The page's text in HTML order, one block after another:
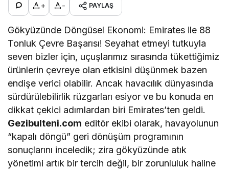
+ - PAYLAŞ
Gökyüzünde Döngüsel Ekonomi: Emirates ile 88
Tonluk Çevre Başarısı! Seyahat etmeyi tutkuyla
seven bizler için, uçuşlarımız sırasında tükettiğimiz
ürünlerin çevreye olan etkisini düşünmek bazen
endişe verici olabilir. Ancak havacılık dünyasında
sürdürülebilirlik rüzgarları esiyor ve bu konuda en
dikkat çekici adımlardan biri Emirates’ten geldi.
Gezibulteni.com editör ekibi olarak, havayolunun
“kapalı döngü” geri dönüşüm programının
sonuçlarını inceledik; zira gökyüzünde atık
yönetimi artık bir tercih değil, bir zorunluluk haline